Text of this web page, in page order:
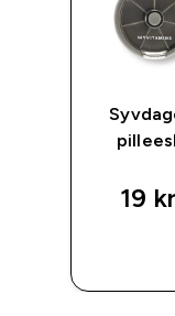
19 kr‎